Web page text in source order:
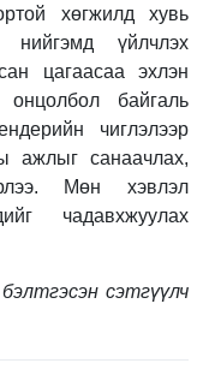
хөгжилд хувь
үйлчлэх
цагаасаа эхлэн
онцолбол байгаль
чиглэлээр
ажлыг санаачлах,
Мөн хэвлэл
чадавхжуулах
сэтгүүлч